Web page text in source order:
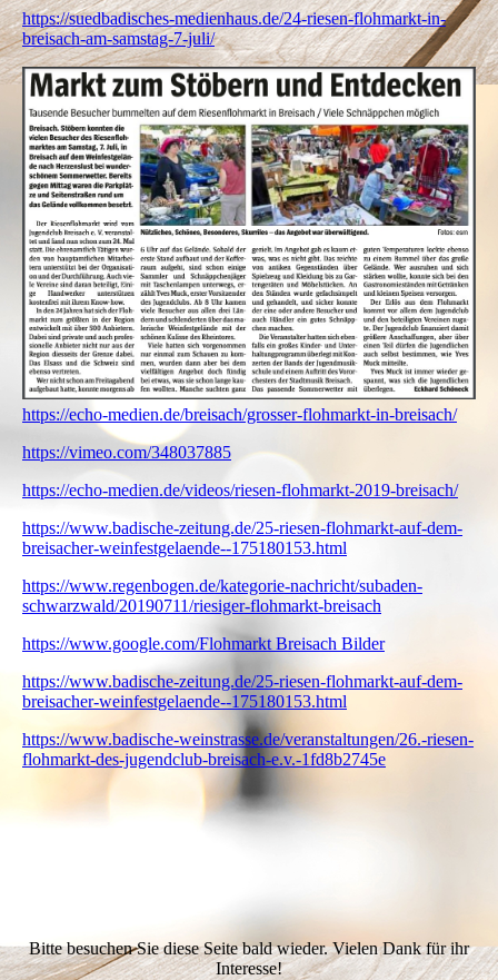
https://suedbadisches-medienhaus.de/24-riesen-flohmarkt-in-
breisach-am-samstag-7-juli/
https://echo-medien.de/breisach/grosser-flohmarkt-in-breisach/
https://vimeo.com/348037885
https://echo-medien.de/videos/riesen-flohmarkt-2019-breisach/
https://www.badische-zeitung.de/25-riesen-flohmarkt-auf-dem-
breisacher-weinfestgelaende--175180153.html
https://www.regenbogen.de/kategorie-nachricht/subaden-
schwarzwald/20190711/riesiger-flohmarkt-breisach
https://www.google.com/Flohmarkt Breisach Bilder
https://www.badische-zeitung.de/25-riesen-flohmarkt-auf-dem-
breisacher-weinfestgelaende--175180153.html
https://www.badische-weinstrasse.de/veranstaltungen/26.-riesen-
flohmarkt-des-jugendclub-breisach-e.v.-1fd8b2745e
Bitte besuchen Sie diese Seite bald wieder. Vielen Dank für ihr
Interesse!